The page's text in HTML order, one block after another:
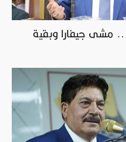
مشى جيفارا وبقية